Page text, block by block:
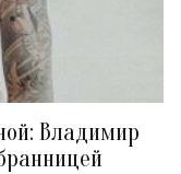
Владимир